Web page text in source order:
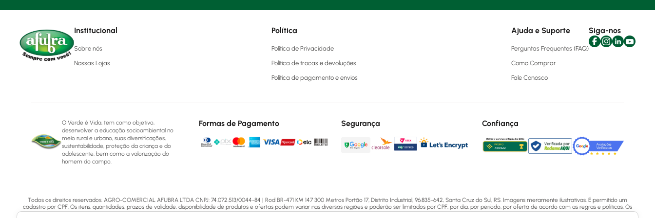
Institucional
Sobre nós
Nossas Lojas
Política
Política de Privacidade
Política de trocas e devoluções
Política de pagamento e envios
Ajuda e Suporte
Perguntas Frequentes (FAQ)
Como Comprar
Fale Conosco
Siga-nos
O Verde é Vida, tem como objetivo,
desenvolver a educação socioambiental no
meio rural e urbano, suas diversificações,
sustentabilidade, proteção da criança e do
adolescente, bem como a valorização do
homem do campo.
Formas de Pagamento Segurança Confiança
Todos os direitos reservados. AGRO-COMERCIAL AFUBRA LTDA CNPJ: 74.072.513/0044-84 | Rod BR-471 KM 147 300 Metros Portão 17, Distrito Industrial, 96.835-642, Santa Cruz do Sul, RS. Imagens meramente ilustrativas. É permitido um
cadastro por CPF. Os itens, quantidades, prazos de validade, disponibilidade de produtos e ofertas podem variar nas diversas regiões e poderão ser limitados por CPF, por dia, por período, por oferta de acordo com as regras e políticas. Os
valores e condição de pagamento dos produtos do site poderão conter divergências com as lojas físicas. Para mais informações acesse nossas Políticas ou entre em contato via ligação (51) 3713-7770, WhatsApp pelo número (51) 3713-7750